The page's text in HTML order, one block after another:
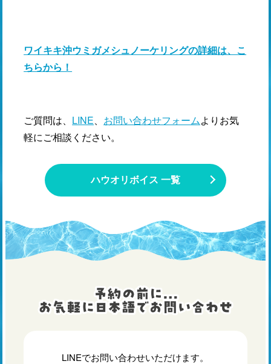
ワイキキ沖ウミガメシュノーケリングの詳細は、こ
ちらから！
ご質問は、 LINE、 お問い合わせフォームよりお気
軽にご相談ください。
ハウオリボイス 一覧
LINEでお問い合わせいただけます。